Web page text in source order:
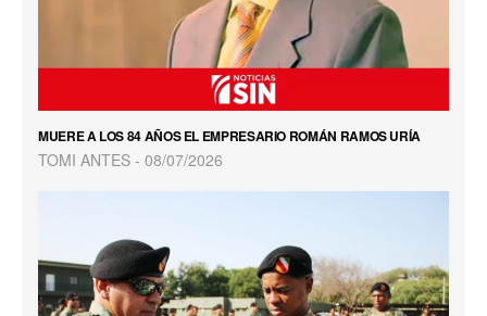
MUERE A LOS 84 AÑOS EL EMPRESARIO ROMÁN RAMOS URÍA
TOMI ANTES 08/07/2026